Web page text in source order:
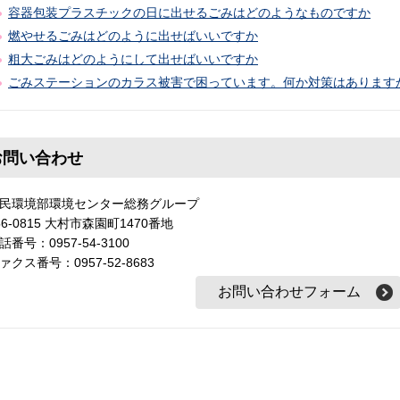
容器包装プラスチックの日に出せるごみはどのようなものですか
燃やせるごみはどのように出せばいいですか
粗大ごみはどのようにして出せばいいですか
ごみステーションのカラス被害で困っています。何か対策はあります
問い合わせ
環境部環境センター総務グループ
0815 大村市森園町1470番地
番号：0957-54-3100
クス番号：0957-52-8683